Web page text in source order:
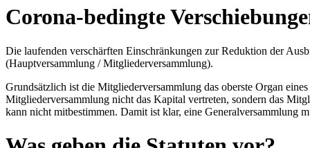
Corona-bedingte
Die laufenden verschärften Einschränkungen zur Reduktion der
(Hauptversammlung / Mitgliederversammlung).
Grundsätzlich ist die Mitgliederversammlung das oberste Organ
Mitgliederversammlung nicht das Kapital vertreten, sondern das
kann nicht mitbestimmen. Damit ist klar, eine Generalversammlung